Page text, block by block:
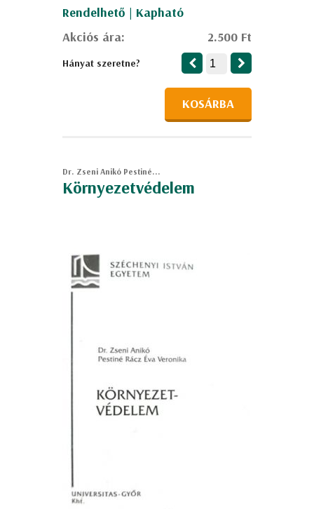
Rendelhető | Kapható
Akciós ára:
2.500 Ft
Hányat szeretne?
KOSÁRBA
Dr. Zseni Anikó Pestiné...
Környezetvédelem